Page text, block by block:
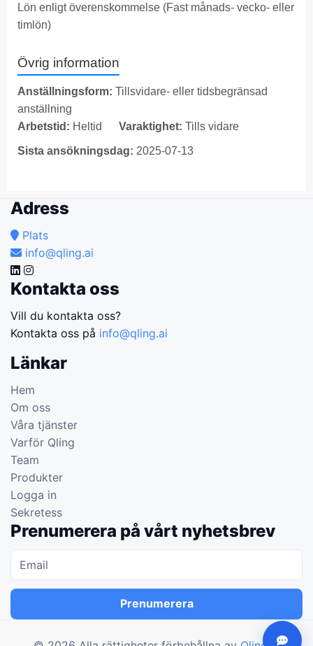
Lön enligt överenskommelse (Fast månads- vecko- eller
timlön)
Övrig information
Anställningsform: Tillsvidare- eller tidsbegränsad
anställning
Arbetstid: Heltid Varaktighet: Tills vidare
Sista ansökningsdag: 2025-07-13
Adress
Plats
info@qling.ai
Kontakta oss
Vill du kontakta oss?
Kontakta oss på info@qling.ai
Länkar
Hem
Om oss
Våra tjänster
Varför Qling
Team
Produkter
Logga in
Sekretess
Prenumerera på vårt nyhetsbrev
Prenumerera